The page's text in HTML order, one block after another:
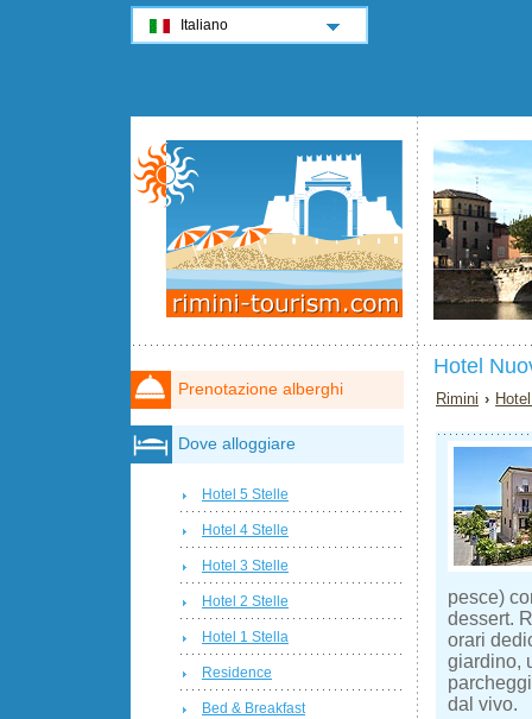
Hotel
Rimini ›
pesce)
dessert.
orari
giardino,
dal vivo.
Prenotazione alberghi
Dove alloggiare
Hotel 5 Stelle
Hotel 4 Stelle
Hotel 3 Stelle
Hotel 2 Stelle
Hotel 1 Stella
Residence
Bed & Breakfast
Italiano